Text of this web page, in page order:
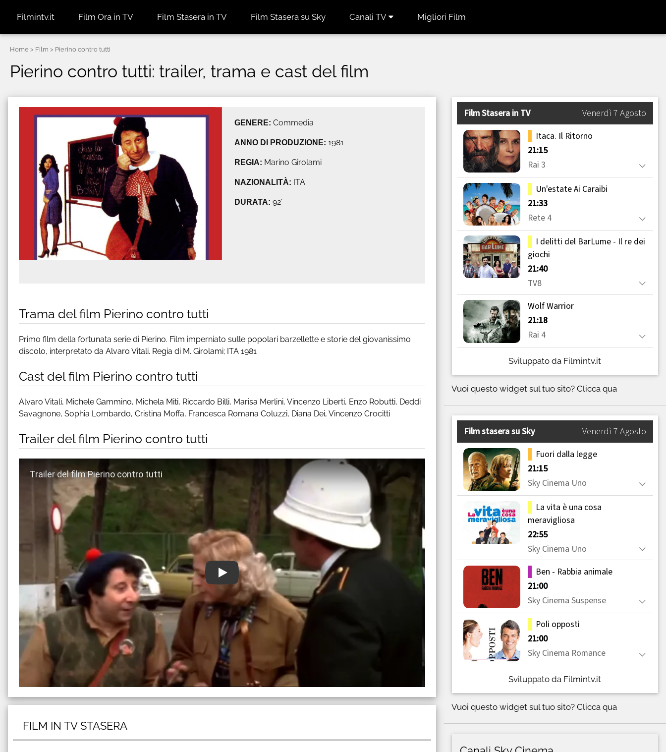
Filmintv.it Film Ora in TV Film Stasera in TV Film Stasera su Sky Canali TV Migliori Film
Home > Film > Pierino contro tutti
Pierino contro tutti: trailer, trama e cast del film
GENERE:Commedia
ANNO DI PRODUZIONE:1981
REGIA: Marino Girolami
NAZIONALITÀ: ITA
DURATA:92'
Trama del film Pierino contro tutti
Primo film della fortunata serie di Pierino. Film imperniato sulle popolari barzellette e storie del giovanissimo
discolo, interpretato da Alvaro Vitali. Regia di M. Girolami; ITA 1981
Cast del film Pierino contro tutti
Alvaro Vitali, Michele Gammino, Michela Miti, Riccardo Billi, Marisa Merlini, Vincenzo Liberti, Enzo Robutti, Deddi
Savagnone, Sophia Lombardo, Cristina Moffa, Francesca Romana Coluzzi, Diana Dei, Vincenzo Crocitti
Trailer del film Pierino contro tutti
Guarda trailer del film Pierino contro tutti
FILM IN TV STASERA
Sviluppato da Filmintv.it
Vuoi questo widget sul tuo sito? Clicca qua
Sviluppato da Filmintv.it
Vuoi questo widget sul tuo sito? Clicca qua